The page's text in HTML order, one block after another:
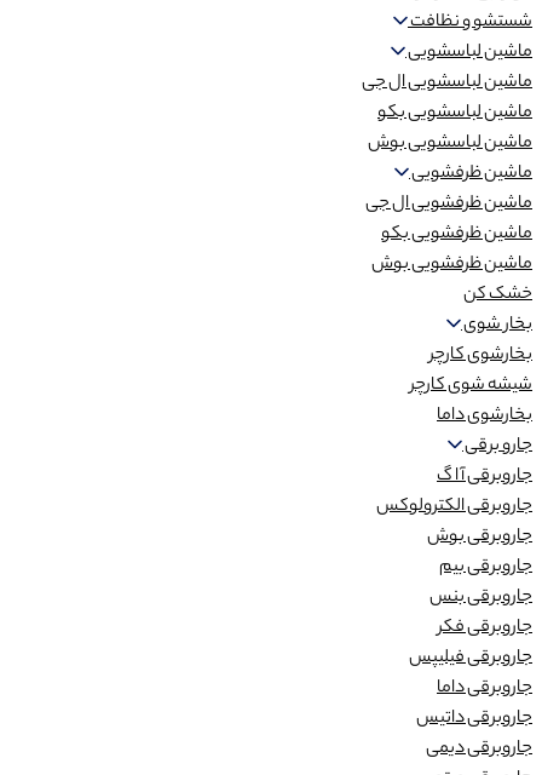
شستشو و نظافت
ماشین لباسشویی
ماشین لباسشویی ال جی
ماشین لباسشویی بکو
ماشین لباسشویی بوش
ماشین ظرفشویی
ماشین ظرفشویی ال جی
ماشین ظرفشویی بکو
ماشین ظرفشویی بوش
خشک کن
بخار شوی
بخارشوی کارچر
شیشه شوی کارچر
بخارشوی داما
جارو برقی
جاروبرقی آ ا گ
جاروبرقی الکترولوکس
جاروبرقی بوش
جاروبرقی بیم
جاروبرقی بنس
جاروبرقی فکر
جاروبرقی فیلیپس
جاروبرقی داما
جاروبرقی داتیس
جاروبرقی دیمی